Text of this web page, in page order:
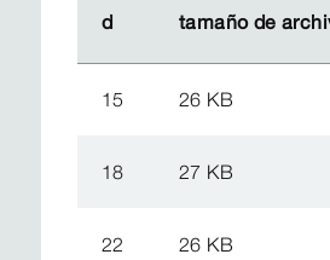
d tamaño de
d tamaño de
15 26 KB
18 27 KB
22 26 KB